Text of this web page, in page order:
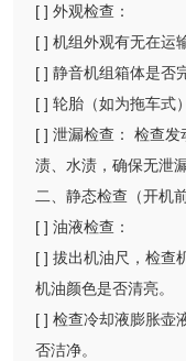
[ ] 外观检查：
[ ] 机组外观有无在运
[ ] 静音机组箱体是否
[ ] 轮胎（如为拖车式
[ ] 泄漏检查： 检查
渍、水渍，确保无泄漏
二、静态检查（开机前
[ ] 油液检查：
[ ] 拔出机油尺，检查
机油颜色是否清亮。
[ ] 检查冷却液膨胀壶
否洁净。